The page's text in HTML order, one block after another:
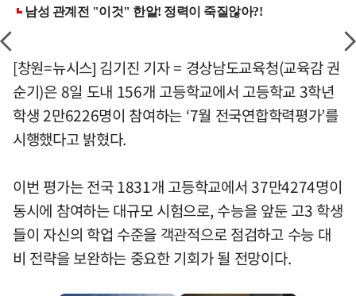
[창원=뉴시스] 김기진 기자 = 경상남도교육청(교육감 권
순기)은 8일 도내 156개 고등학교에서 고등학교 3학년
학생 2만6226명이 참여하는 ‘7월 전국연합학력평가’를
시행했다고 밝혔다.
이번 평가는 전국 1831개 고등학교에서 37만4274명이
동시에 참여하는 대규모 시험으로, 수능을 앞둔 고3 학생
들이 자신의 학업 수준을 객관적으로 점검하고 수능 대
비 전략을 보완하는 중요한 기회가 될 전망이다.